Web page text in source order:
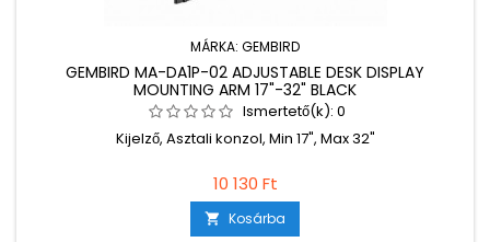
MÁRKA: GEMBIRD
GEMBIRD MA-DA1P-02 ADJUSTABLE DESK DISPLAY
MOUNTING ARM 17"-32" BLACK
Ismertető(k): 0
Kijelző, Asztali konzol, Min 17", Max 32"
10 130 Ft
 Kosárba